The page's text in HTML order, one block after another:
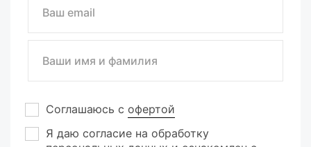
Соглашаюсь с офертой
Я даю согласие на обработку